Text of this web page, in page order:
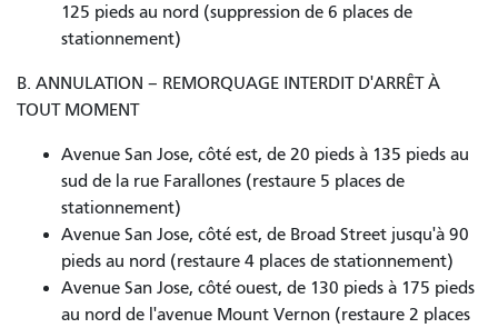
125 pieds au nord (suppression de 6 places de
stationnement)
B. ANNULATION – REMORQUAGE INTERDIT D'ARRÊT À
TOUT MOMENT
Avenue San Jose, côté est, de 20 pieds à 135 pieds au
sud de la rue Farallones (restaure 5 places de
stationnement)
Avenue San Jose, côté est, de Broad Street jusqu'à 90
pieds au nord (restaure 4 places de stationnement)
Avenue San Jose, côté ouest, de 130 pieds à 175 pieds
au nord de l'avenue Mount Vernon (restaure 2 places